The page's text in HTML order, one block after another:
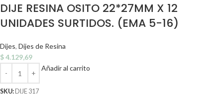
DIJE RESINA OSITO 22*27MM X 12
UNIDADES SURTIDOS. (EMA 5-16)
Dijes, Dijes de Resina
$4.129,69
Añadir al carrito
SKU: DIJE 317